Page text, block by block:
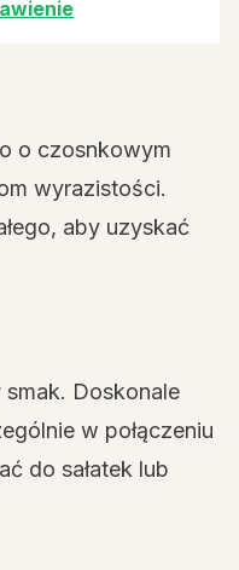
o czosnkowym
wyrazistości.
aby uzyskać
Doskonale
w połączeniu
do sałatek lub